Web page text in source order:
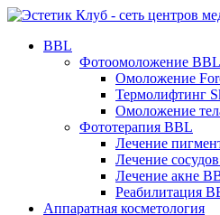
BBL
Фотоомоложение BBL
Омоложение
Термолифтинг
Омоложение
Фототерапия BBL
Лечение
Лечение
Лечение акне
Реабилитация
Аппаратная косметология